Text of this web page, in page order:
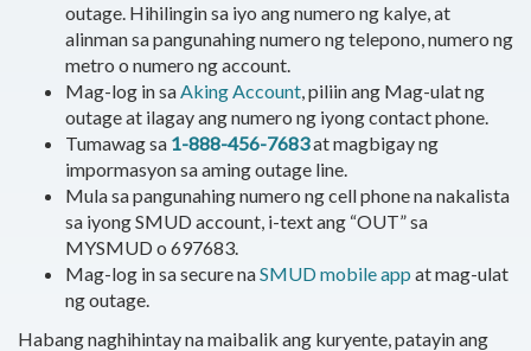
outage. Hihilingin sa iyo ang numero ng kalye, at
alinman sa pangunahing numero ng telepono, numero ng
metro o numero ng account.
Mag-log in saAking Account, piliin ang Mag-ulat ng
outage at ilagay ang numero ng iyong contact phone.
Tumawag sa 1-888-456-7683at magbigay ng
impormasyon sa aming outage line.
Mula sa pangunahing numero ng cell phone na nakalista
sa iyong SMUD account, i-text ang “OUT” sa
MYSMUD o 697683.
Mag-log in sa secure naSMUD mobile app at mag-ulat
ng outage.
Habang naghihintay na maibalik ang kuryente, patayin ang